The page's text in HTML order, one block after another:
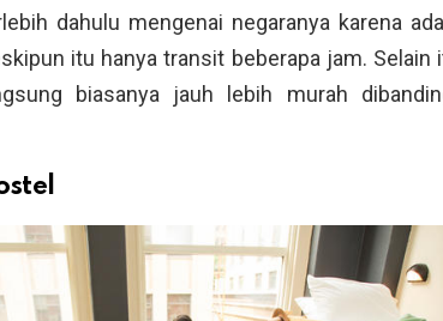
dahulu mengenai negaranya karena
itu hanya transit beberapa jam. Selain
biasanya jauh lebih murah